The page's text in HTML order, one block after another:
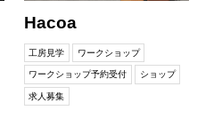
Hacoa
工房見学 ワークショップ
ワークショップ予約受付 ショップ
求人募集